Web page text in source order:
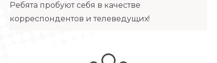
Ребята пробуют себя в качестве
корреспондентов и телеведущих!